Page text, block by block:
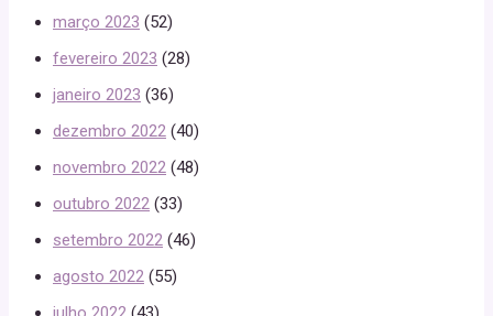
março 2023 (52)
fevereiro 2023 (28)
janeiro 2023 (36)
dezembro 2022 (40)
novembro 2022 (48)
outubro 2022 (33)
setembro 2022 (46)
agosto 2022 (55)